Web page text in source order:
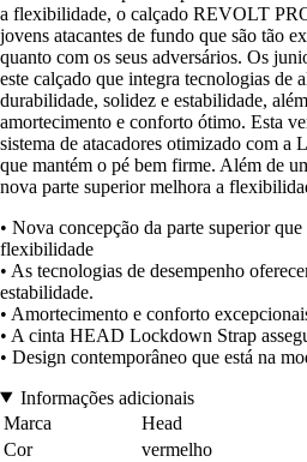
a flexibilidade, o calçado REVOLT
jovens atacantes de fundo que são tão
quanto com os seus adversários. Os
este calçado que integra tecnologias de
durabilidade, solidez e estabilidade,
amortecimento e conforto ótimo. Esta
sistema de atacadores otimizado com
que mantém o pé bem firme. Além de
nova parte superior melhora a
• Nova concepção da parte superior
flexibilidade
• As tecnologias de desempenho
estabilidade.
• Amortecimento e conforto
• A cinta HEAD Lockdown Strap
• Design contemporâneo que está na
Informações adicionais
Marca
Head
Cor
vermelho